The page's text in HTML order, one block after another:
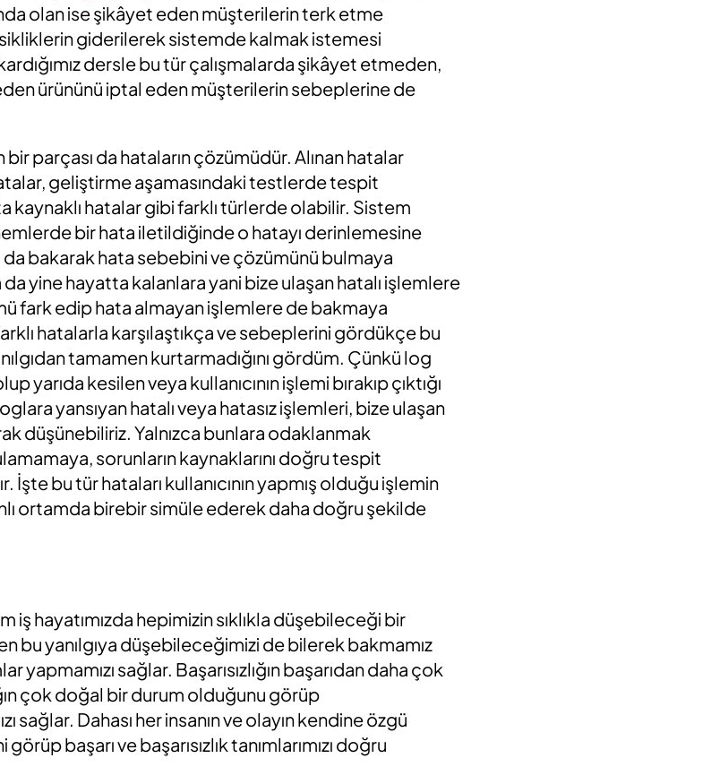
olan ise şikâyet eden müşterilerin terk etme
giderilerek sistemde kalmak istemesi
dersle bu tür çalışmalarda şikâyet etmeden,
ürününü iptal eden müşterilerin sebeplerine de
parçası da hataların çözümüdür. Alınan hatalar
geliştirme aşamasındaki testlerde tespit
hatalar gibi farklı türlerde olabilir. Sistem
bir hata iletildiğinde o hatayı derinlemesine
bakarak hata sebebini ve çözümünü bulmaya
yine hayatta kalanlara yani bize ulaşan hatalı işlemlere
fark edip hata almayan işlemlere de bakmaya
hatalarla karşılaştıkça ve sebeplerini gördükçe bu
tamamen kurtarmadığını gördüm. Çünkü log
yarıda kesilen veya kullanıcının işlemi bırakıp çıktığı
yansıyan hatalı veya hatasız işlemleri, bize ulaşan
düşünebiliriz. Yalnızca bunlara odaklanmak
sorunların kaynaklarını doğru tespit
bu tür hataları kullanıcının yapmış olduğu işlemin
ortamda birebir simüle ederek daha doğru şekilde
iş hayatımızda hepimizin sıklıkla düşebileceği bir
bu yanılgıya düşebileceğimizi de bilerek bakmamız
sağlar. Başarısızlığın başarıdan daha çok
çok doğal bir durum olduğunu görüp
sağlar. Dahası her insanın ve olayın kendine özgü
başarı ve başarısızlık tanımlarımızı doğru